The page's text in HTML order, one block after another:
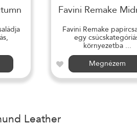
Favini Remake
Favini Remake
egy
környezetba ...
Megnézem
Leather